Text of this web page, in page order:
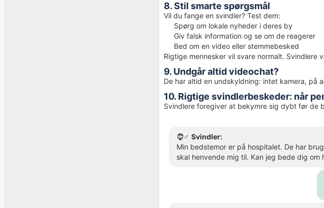
8. Stil smarte spørgsmål
Vil du fange en svindler? Test dem:
Spørg om lokale nyheder i deres by
Giv falsk information og se om de reagerer
Bed om en video eller stemmebesked
Rigtige mennesker vil svare normalt. Svindlere
9. Undgår altid videochat?
De har altid en undskyldning: intet kamera, på
10. Rigtige svindlerbeskeder: når
Svindlere foregiver at bekymre sig dybt før de
🧔♂️ Svindler:
Min bedstemor er på hospitalet. De har
skal henvende mig til. Kan jeg bede dig om